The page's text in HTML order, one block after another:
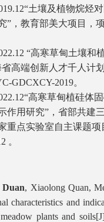
土壤及植物烷烃
”，教育部美大项目，
“高寒草甸土壤和
高端创新人才千人计
GDCXCY-2019。
高寒草甸植硅体
作用研究”，省部共建
重点实验室自主课题项
。
Duan, Xiaolong Quan,
characteristics and
plants and